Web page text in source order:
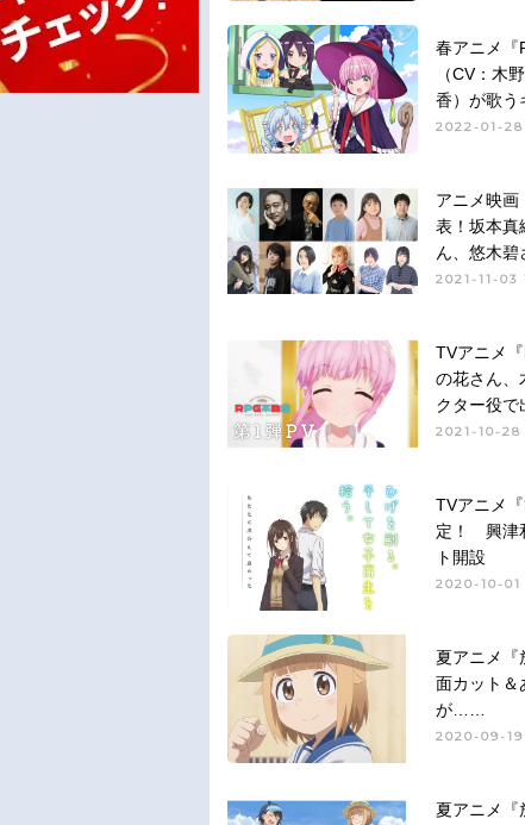
春アニメ『
（CV：木
香）が歌
2022-01-28
アニメ映画
表！坂本真
ん、悠木
2021-11-03
TVアニメ
の花さん、
クター役で
2021-10-28
TVアニメ
定！ 興津
ト開設
2020-10-01
夏アニメ
面カット
が……
2020-09-19
夏アニメ『